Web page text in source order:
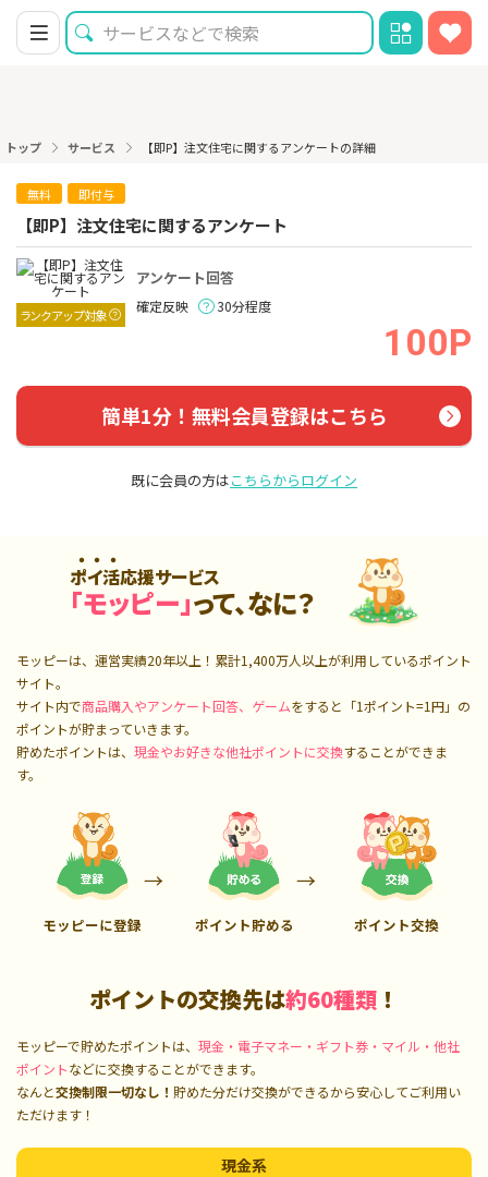
トップ サービス 【即P】注文住宅に関するアンケートの詳細
無料 即付与
【即P】注文住宅に関するアンケート
ランクアップ対象
アンケート回答
確定反映 30分程度
100P
簡単1分！無料会員登録はこちら
既に会員の方はこちらからログイン
ポイ活応援サービス
「モッピー」って、なに？
モッピーは、運営実績20年以上！累計1,400万人以上が利用しているポイント
サイト。
サイト内で商品購入やアンケート回答、ゲームをすると「1ポイント=1円」の
ポイントが貯まっていきます。
貯めたポイントは、 現金やお好きな他社ポイントに交換することができま
す。
モッピーに登録 ポイント貯める ポイント交換
ポイントの交換先は約60種類 ！
モッピーで貯めたポイントは、 現金・電子マネー・ギフト券・マイル・他社
ポイントなどに交換することができます。
なんと交換制限一切なし！ 貯めた分だけ交換ができるから安心してご利用い
ただけます！
現金系